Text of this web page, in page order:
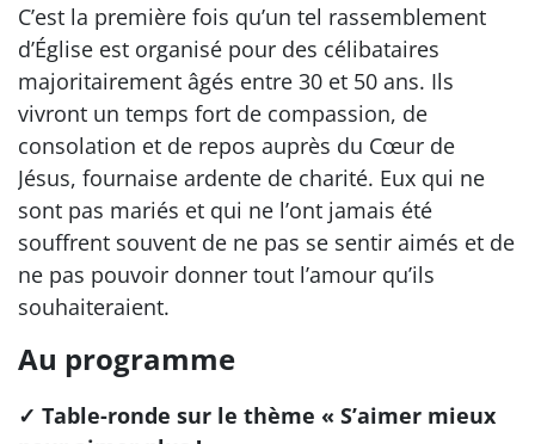
C’est la première fois qu’un tel rassemblement
d’Église est organisé pour des célibataires
majoritairement âgés entre 30 et 50 ans. Ils
vivront un temps fort de compassion, de
consolation et de repos auprès du Cœur de
Jésus, fournaise ardente de charité. Eux qui ne
sont pas mariés et qui ne l’ont jamais été
souffrent souvent de ne pas se sentir aimés et de
ne pas pouvoir donner tout l’amour qu’ils
souhaiteraient.
Au programme
✓ Table-ronde sur le thème « S’aimer mieux